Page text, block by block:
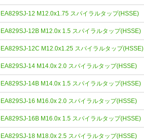
EA829SJ-12 M12.0x1.75 スパイラルタップ(HSSE)
EA829SJ-12B M12.0x 1.5 スパイラルタップ(HSSE)
EA829SJ-12C M12.0x1.25 スパイラルタップ(HSSE)
EA829SJ-14 M14.0x 2.0 スパイラルタップ(HSSE)
EA829SJ-14B M14.0x 1.5 スパイラルタップ(HSSE)
EA829SJ-16 M16.0x 2.0 スパイラルタップ(HSSE)
EA829SJ-16B M16.0x 1.5 スパイラルタップ(HSSE)
EA829SJ-18 M18.0x 2.5 スパイラルタップ(HSSE)